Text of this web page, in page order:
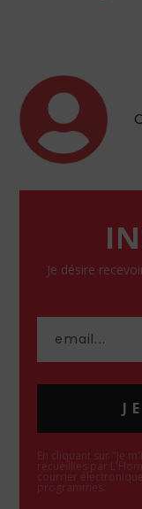
Je désire
En cliquant sur "Je
recueillies par
courrier
programmes.